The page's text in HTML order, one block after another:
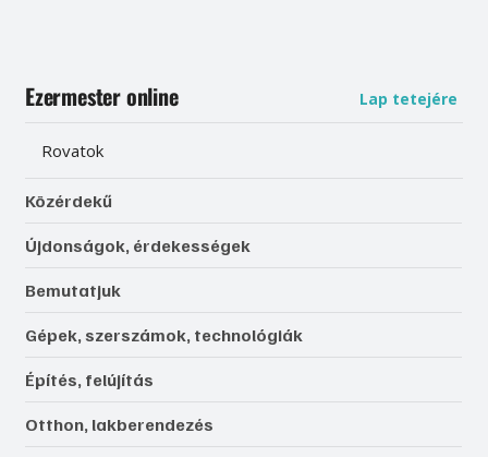
Ezermester online Lap tetejére
Rovatok
Közérdekű
Újdonságok, érdekességek
Bemutatjuk
Gépek, szerszámok, technológiák
Építés, felújítás
Otthon, lakberendezés